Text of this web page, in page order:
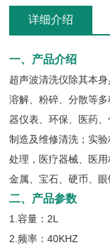
详细介绍
一、产品介绍
超声波清洗仪除其本
溶解、粉碎、分散等
器仪表、环保、医药
制造及维修清洗；实
处理，医疗器械、医
金属、宝石、硬币、眼
二、产品参数
1.容量：2L
2.频率：40KHZ